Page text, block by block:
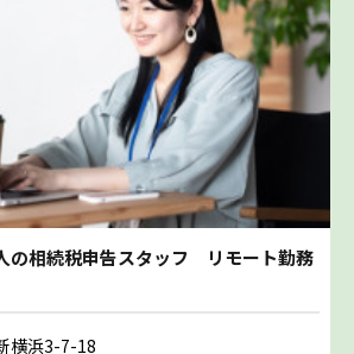
の相続税申告スタッフ リモート勤務
横浜3-7-18